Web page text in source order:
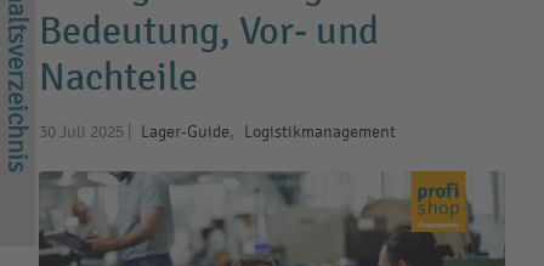
Bedeutung, Vor- und
Nachteile
30 Juli 2025 Lager-Guide, Logistikmanagement